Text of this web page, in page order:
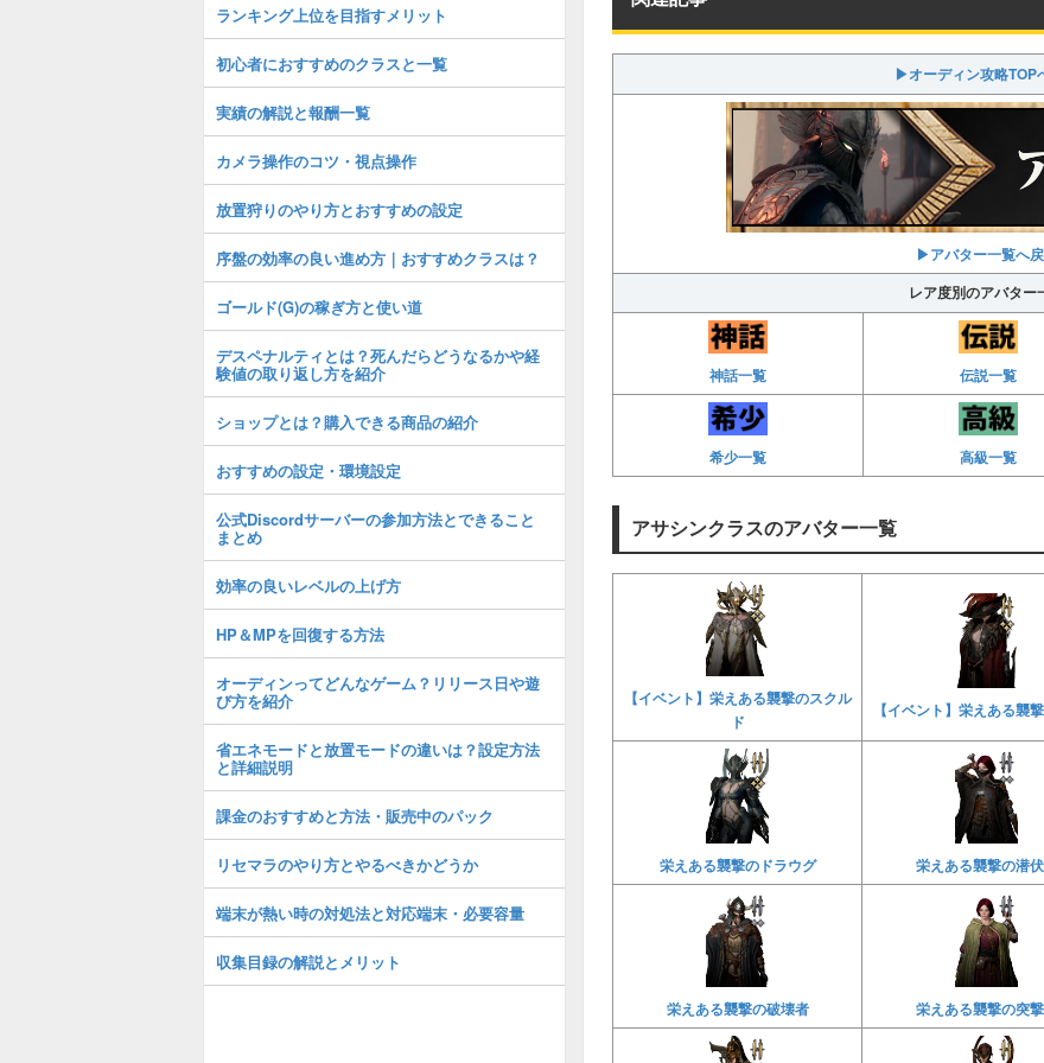
▶オーディン攻略TOP
▶アバター一覧へ
レア度別のアバター
神話一覧 伝説一覧
希少一覧 高級一覧
アサシンクラスのアバター一覧
【イベント】栄えある襲撃のスクル
ド
【イベント】栄えある襲
栄えある襲撃のドラウグ 栄えある襲撃の潜
栄えある襲撃の破壊者 栄えある襲撃の突
ランキング上位を目指すメリット
初心者におすすめのクラスと一覧
実績の解説と報酬一覧
カメラ操作のコツ・視点操作
放置狩りのやり方とおすすめの設定
序盤の効率の良い進め方｜おすすめクラスは？
ゴールド(G)の稼ぎ方と使い道
デスペナルティとは？死んだらどうなるかや経
験値の取り返し方を紹介
ショップとは？購入できる商品の紹介
おすすめの設定・環境設定
公式Discordサーバーの参加方法とできること
まとめ
効率の良いレベルの上げ方
HP＆MPを回復する方法
オーディンってどんなゲーム？リリース日や遊
び方を紹介
省エネモードと放置モードの違いは？設定方法
と詳細説明
課金のおすすめと方法・販売中のパック
リセマラのやり方とやるべきかどうか
端末が熱い時の対処法と対応端末・必要容量
収集目録の解説とメリット